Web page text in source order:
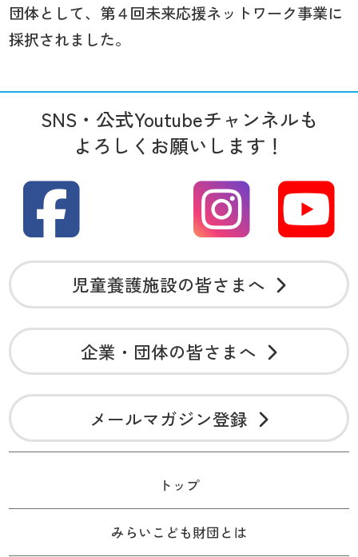
団体として、第４回未来応援ネットワーク事業に
採択されました。
SNS・公式Youtubeチャンネルも
よろしくお願いします！
児童養護施設の皆さまへ
企業・団体の皆さまへ
メールマガジン登録
トップ
みらいこども財団とは